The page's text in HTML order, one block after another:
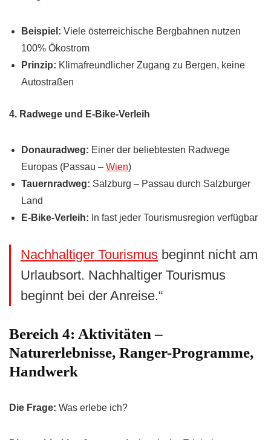
Beispiel: Viele österreichische Bergbahnen nutzen
100% Ökostrom
Prinzip: Klimafreundlicher Zugang zu Bergen, keine
Autostraßen
4. Radwege und E-Bike-Verleih
Donauradweg: Einer der beliebtesten Radwege
Europas (Passau – Wien)
Tauernradweg: Salzburg – Passau durch Salzburger
Land
E-Bike-Verleih: In fast jeder Tourismusregion verfügbar
Nachhaltiger Tourismus beginnt nicht am
Urlaubsort. Nachhaltiger Tourismus
beginnt bei der Anreise.“
Bereich 4: Aktivitäten –
Naturerlebnisse, Ranger-Programme,
Handwerk
Die Frage: Was erlebe ich?